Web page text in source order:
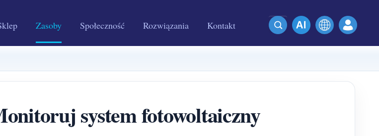
Zasoby Społeczność Rozwiązania Kontakt
system fotowoltaiczny